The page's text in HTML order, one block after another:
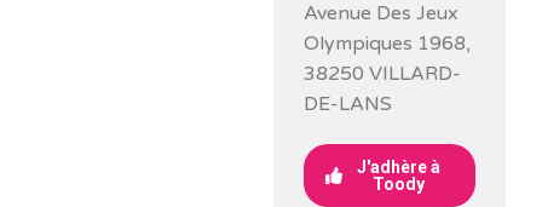
Avenue Des Jeux
Olympiques 1968,
38250 VILLARD-
DE-LANS
J'adhère à
Toody